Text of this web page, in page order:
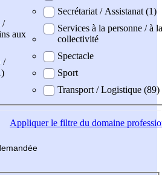
/
aux
/
Secrétariat / Assistanat (1)
Services à la personne / à la
collectivité
Spectacle
Sport
Transport / Logistique (89)
Appliquerle filtre du domaine